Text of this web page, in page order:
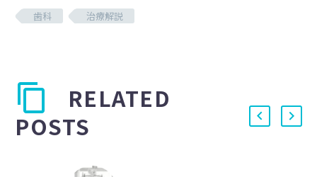
歯科
治療解説
RELATED
POSTS